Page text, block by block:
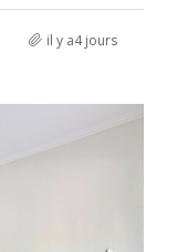
il y a4 jours